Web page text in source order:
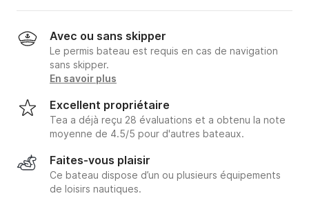
Avec ou sans skipper
Le permis bateau est requis en cas de navigation
sans skipper.
En savoir plus
Excellent propriétaire
Tea a déjà reçu 28 évaluations et a obtenu la note
moyenne de 4.5/5 pour d'autres bateaux.
Faites-vous plaisir
Ce bateau dispose d’un ou plusieurs équipements
de loisirs nautiques.